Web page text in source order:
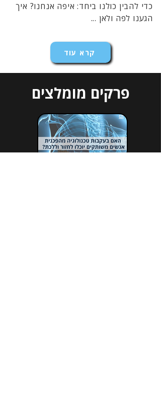
כדי להבין כולנו ביחד: איפה אנחנו? איך
הגענו לפה ולאן ...
קרא עוד
פרקים מומלצים